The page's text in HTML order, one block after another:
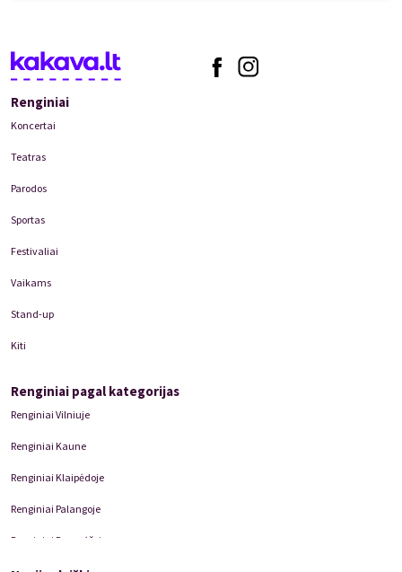
Renginiai
Koncertai
Teatras
Parodos
Sportas
Festivaliai
Vaikams
Stand-up
Kiti
Renginiai pagal kategorijas
Renginiai Vilniuje
Renginiai Kaune
Renginiai Klaipėdoje
Renginiai Palangoje
Renginiai Panevėžyje